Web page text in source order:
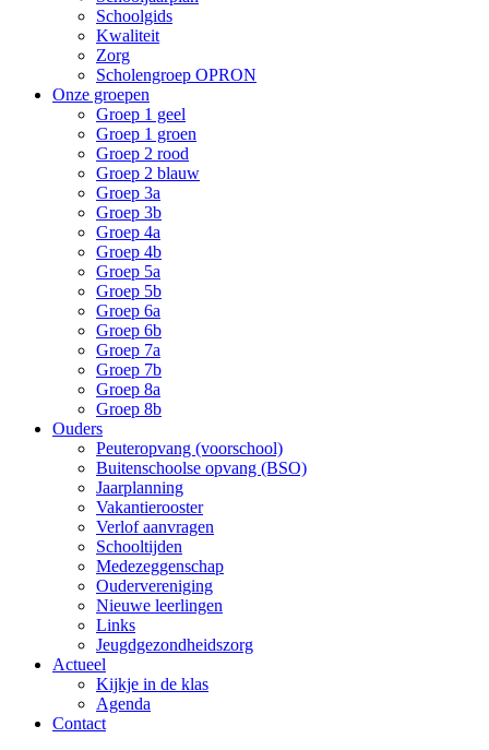
Schoolgids
Kwaliteit
Zorg
Scholengroep OPRON
Onze groepen
Groep 1 geel
Groep 1 groen
Groep 2 rood
Groep 2 blauw
Groep 3a
Groep 3b
Groep 4a
Groep 4b
Groep 5a
Groep 5b
Groep 6a
Groep 6b
Groep 7a
Groep 7b
Groep 8a
Groep 8b
Ouders
Peuteropvang (voorschool)
Buitenschoolse opvang (BSO)
Jaarplanning
Vakantierooster
Verlof aanvragen
Schooltijden
Medezeggenschap
Oudervereniging
Nieuwe leerlingen
Links
Jeugdgezondheidszorg
Actueel
Kijkje in de klas
Agenda
Contact